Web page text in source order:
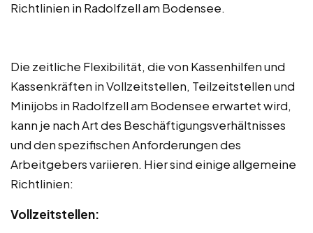
Richtlinien in Radolfzell am Bodensee.
Die zeitliche Flexibilität, die von Kassenhilfen und
Kassenkräften in Vollzeitstellen, Teilzeitstellen und
Minijobs in Radolfzell am Bodensee erwartet wird,
kann je nach Art des Beschäftigungsverhältnisses
und den spezifischen Anforderungen des
Arbeitgebers variieren. Hier sind einige allgemeine
Richtlinien:
Vollzeitstellen: